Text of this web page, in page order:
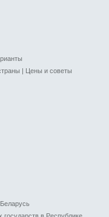
| Цены и советы